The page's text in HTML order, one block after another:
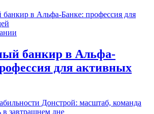
банкир в Альфа-
для активных